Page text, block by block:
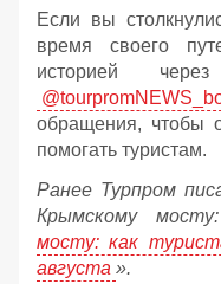
Если вы
время своего
историей
обращения, чтобы
помогать туристам.
Ранее Турпром
Крымскому
мосту: как
августа ».